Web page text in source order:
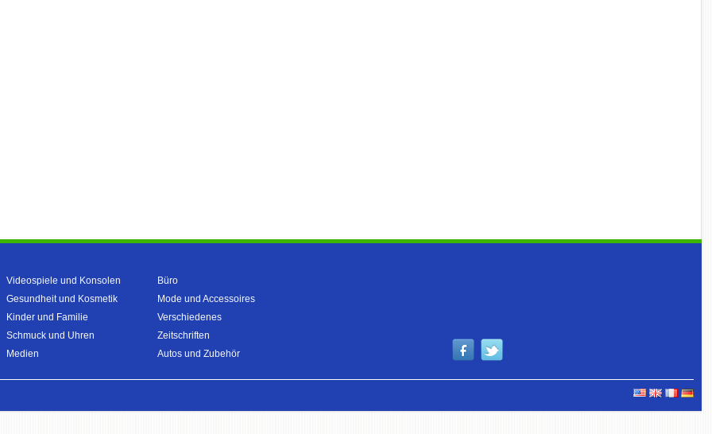
Videospiele und Konsolen
Gesundheit und Kosmetik
Kinder und Familie
Schmuck und Uhren
Medien
Büro
Mode und Accessoires
Verschiedenes
Zeitschriften
Autos und Zubehör